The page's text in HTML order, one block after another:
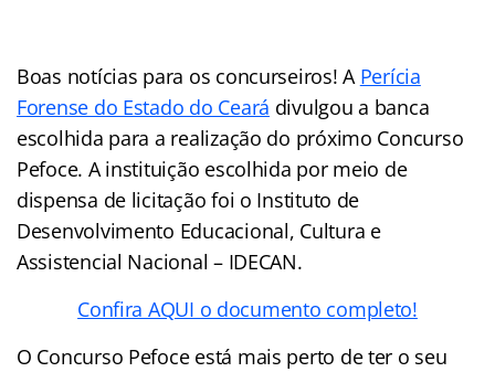
Boas notícias para os concurseiros! A Perícia
Forense do Estado do Ceará divulgou a banca
escolhida para a realização do próximo Concurso
Pefoce. A instituição escolhida por meio de
dispensa de licitação foi o Instituto de
Desenvolvimento Educacional, Cultura e
Assistencial Nacional – IDECAN.
Confira AQUI o documento completo!
O Concurso Pefoce está mais perto de ter o seu